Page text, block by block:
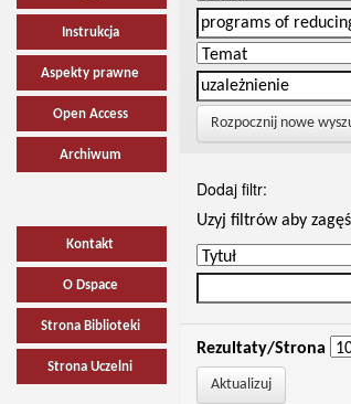
Instrukcja
Aspekty prawne
Open Access
Archiwum
Kontakt
O Dspace
Strona Biblioteki
Strona Uczelni
Rozpocznij nowe
Dodaj filtr:
Uzyj filtrów aby
Rezultaty/Strona